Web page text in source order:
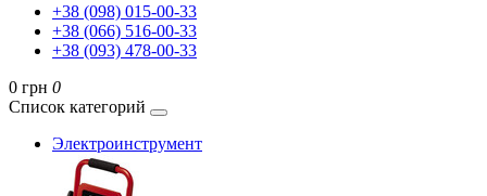
+38 (098) 015-00-33
+38 (066) 516-00-33
+38 (093) 478-00-33
0 грн 0
Список категорий
Электроинструмент